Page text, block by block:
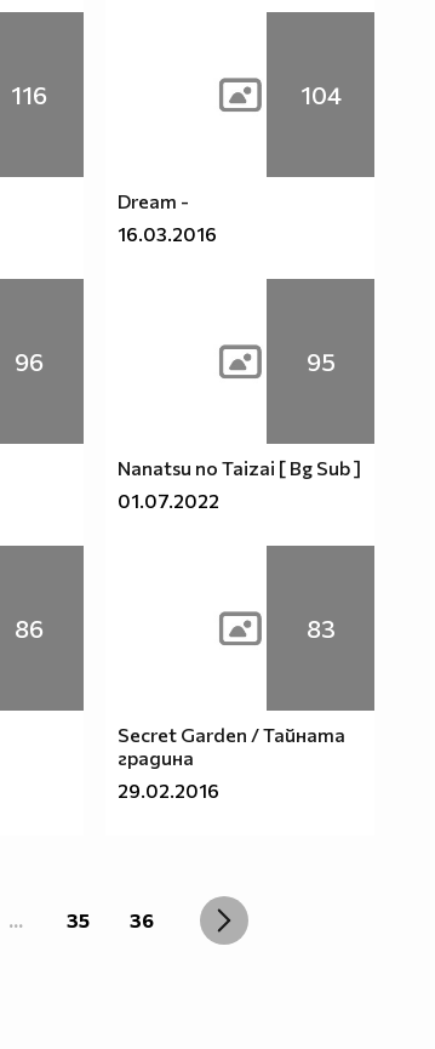
116 104
Dream -
16.03.2016
96 95
Nanatsu no Taizai [ Bg Sub ]
01.07.2022
86 83
Secret Garden / Тайната
градина
29.02.2016
... 35 36